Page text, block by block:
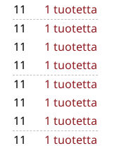
11
1 tuotetta
11
1 tuotetta
11
1 tuotetta
11
1 tuotetta
11
1 tuotetta
11
1 tuotetta
11
1 tuotetta
11
1 tuotetta